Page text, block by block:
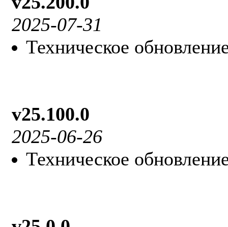
2025-07-31
Техническое
v25.100.0
2025-06-26
Техническое